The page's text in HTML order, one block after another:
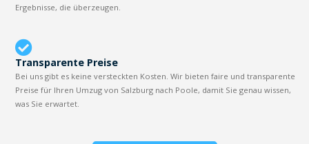
Ergebnisse, die überzeugen.
Transparente Preise
Bei uns gibt es keine versteckten Kosten. Wir bieten faire und transparente
Preise für Ihren Umzug von Salzburg nach Poole, damit Sie genau wissen,
was Sie erwartet.